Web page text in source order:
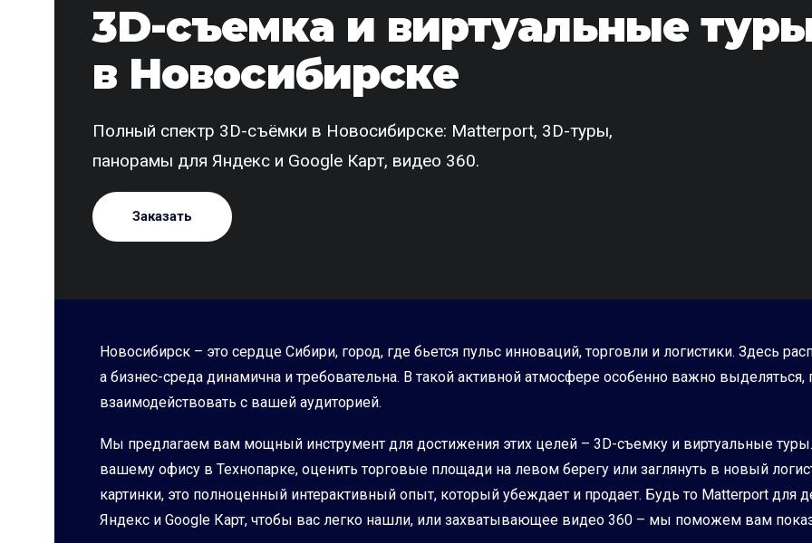
3D-съемка и виртуальные
в Новосибирске
Полный спектр 3D-съёмки в Новосибирске: Matterport, 3D-туры,
панорамы для Яндекс и Google Карт, видео 360.
Заказать
Новосибирск – это сердце Сибири, город, где бьется пульс инноваций, торговли и логистики. Здесь
а бизнес-среда динамична и требовательна. В такой активной атмосфере особенно важно
взаимодействовать с вашей аудиторией.
Мы предлагаем вам мощный инструмент для достижения этих целей – 3D-съемку и виртуальные
вашему офису в Технопарке, оценить торговые площади на левом берегу или заглянуть в новый
картинки, это полноценный интерактивный опыт, который убеждает и продает. Будь то Matterport для
Яндекс и Google Карт, чтобы вас легко нашли, или захватывающее видео 360 – мы поможем вам